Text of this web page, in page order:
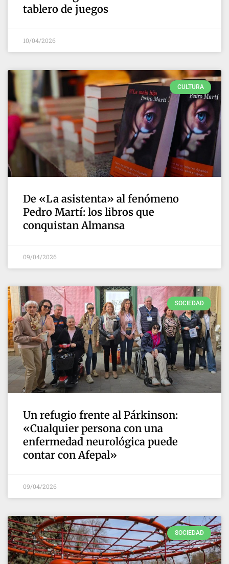
tablero de juegos
10/04/2026
CULTURA
De «La asistenta» al fenómeno
Pedro Martí: los libros que
conquistan Almansa
09/04/2026
SOCIEDAD
Un refugio frente al Párkinson:
«Cualquier persona con una
enfermedad neurológica puede
contar con Afepal»
09/04/2026
SOCIEDAD